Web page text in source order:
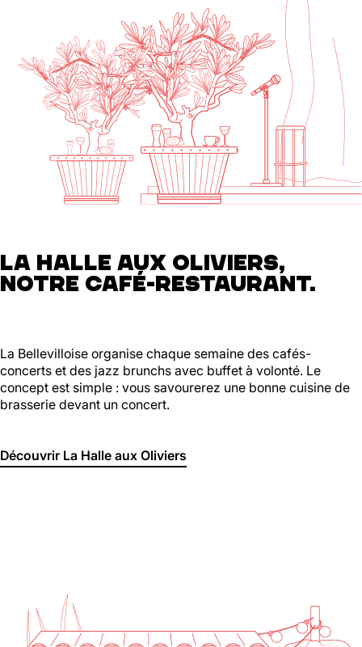
LA HALLE AUX OLIVIERS,
NOTRE CAFÉ-RESTAURANT.
La Bellevilloise organise chaque semaine des cafés-
concerts et des jazz brunchs avec buffet à volonté. Le
concept est simple : vous savourerez une bonne cuisine de
brasserie devant un concert.
Découvrir La Halle aux Oliviers